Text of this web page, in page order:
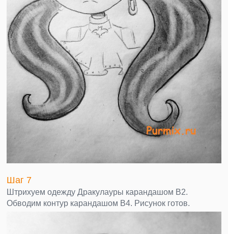
Шаг 7
Штрихуем одежду Дракулауры карандашом В2.
Обводим контур карандашом В4. Рисунок готов.